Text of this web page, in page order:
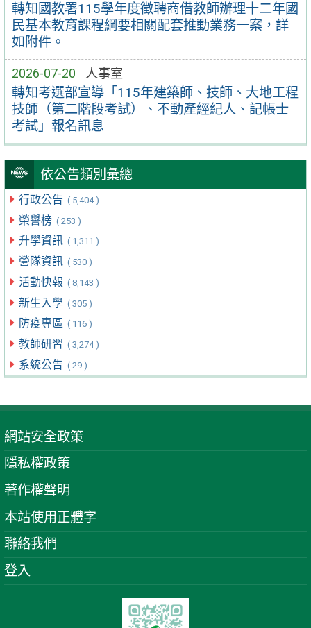
轉知國教署115學年度徵聘商借教師辦理十二年國
民基本教育課程綱要相關配套推動業務一案，詳
如附件。
2026-07-20 人事室
轉知考選部宣導「115年建築師、技師、大地工程
技師（第二階段考試）、不動產經紀人、記帳士
考試」報名訊息
依公告類別彙總
行政公告 ( 5,404 )
榮譽榜 ( 253 )
升學資訊 ( 1,311 )
營隊資訊 ( 530 )
活動快報 ( 8,143 )
新生入學 ( 305 )
防疫專區 ( 116 )
教師研習 ( 3,274 )
系統公告 ( 29 )
網站安全政策
隱私權政策
著作權聲明
本站使用正體字
聯絡我們
登入